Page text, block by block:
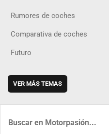
Rumores de coches
Comparativa de coches
Futuro
VER MÁS TEMAS